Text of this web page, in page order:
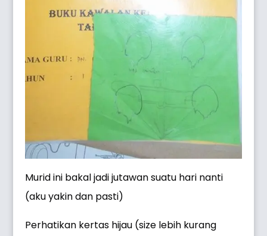
Murid ini bakal jadi jutawan suatu hari nanti
(aku yakin dan pasti)
Perhatikan kertas hijau (size lebih kurang